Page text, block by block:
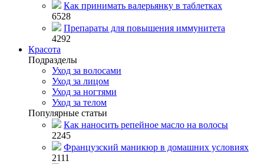
Как принимать валерьянку в таблетках
6528
Препараты для повышения иммунитета
4292
Красота
Подразделы
Уход за волосами
Уход за лицом
Уход за ногтями
Уход за телом
Популярные статьи
Как наносить репейное масло на волосы
2245
Французский маникюр в домашних условиях
2111